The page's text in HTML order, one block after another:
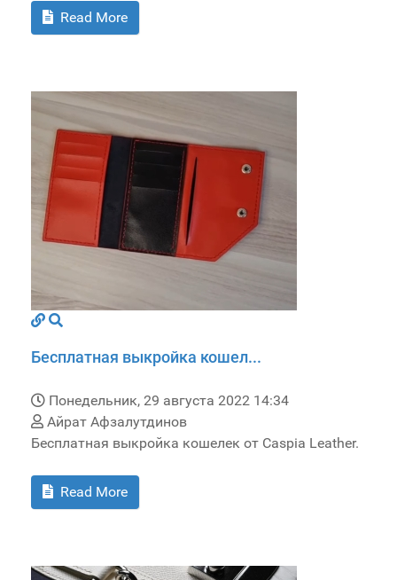
Read More
Бесплатная выкройка кошел...
Понедельник, 29 августа 2022 14:34
Айрат Афзалутдинов
Бесплатная выкройка кошелек от Caspia Leather.
Read More